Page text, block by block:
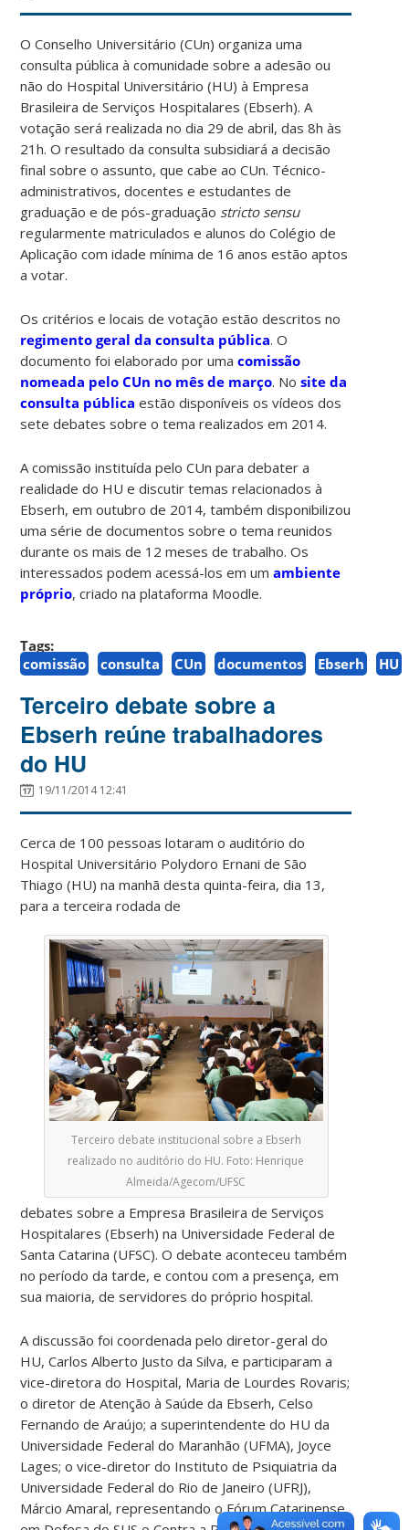
O Conselho Universitário (CUn) organiza uma
consulta pública à comunidade sobre a adesão ou
não do Hospital Universitário (HU) à Empresa
Brasileira de Serviços Hospitalares (Ebserh). A
votação será realizada no dia 29 de abril, das 8h às
21h. O resultado da consulta subsidiará a decisão
final sobre o assunto, que cabe ao CUn. Técnico-
administrativos, docentes e estudantes de
graduação e de pós-graduação stricto sensu
regularmente matriculados e alunos do Colégio de
Aplicação com idade mínima de 16 anos estão aptos
a votar.
Os critérios e locais de votação estão descritos no
regimento geral da consulta pública. O
documento foi elaborado por umacomissão
nomeada pelo CUn no mês de março. Nosite da
consulta pública estão disponíveis os vídeos dos
sete debates sobre o tema realizados em 2014.
A comissão instituída pelo CUn para debater a
realidade do HU e discutir temas relacionados à
Ebserh, em outubro de 2014, também disponibilizou
uma série de documentos sobre o tema reunidos
durante os mais de 12 meses de trabalho. Os
interessados podem acessá-los em umambiente
próprio, criado na plataforma Moodle.
Tags:
comissão
consulta CUn documentos Ebserh HU
Terceiro debate sobre a
Ebserh reúne trabalhadores
do HU
19/11/2014 12:41
Cerca de 100 pessoas lotaram o auditório do
Hospital Universitário Polydoro Ernani de São
Thiago (HU) na manhã desta quinta-feira, dia 13,
para a terceira rodada de
Terceiro debate institucional sobre a Ebserh
realizado no auditório do HU. Foto: Henrique
Almeida/Agecom/UFSC
debates sobre a Empresa Brasileira de Serviços
Hospitalares (Ebserh) na Universidade Federal de
Santa Catarina (UFSC). O debate aconteceu também
no período da tarde, e contou com a presença, em
sua maioria, de servidores do próprio hospital.
A discussão foi coordenada pelo diretor-geral do
HU, Carlos Alberto Justo da Silva, e participaram a
vice-diretora do Hospital, Maria de Lourdes Rovaris;
o diretor de Atenção à Saúde da Ebserh, Celso
Fernando de Araújo; a superintendente do HU da
Universidade Federal do Maranhão (UFMA), Joyce
Lages; o vice-diretor do Instituto de Psiquiatria da
Universidade Federal do Rio de Janeiro (UFRJ),
Márcio Amaral, representando o Fórum Catarinense